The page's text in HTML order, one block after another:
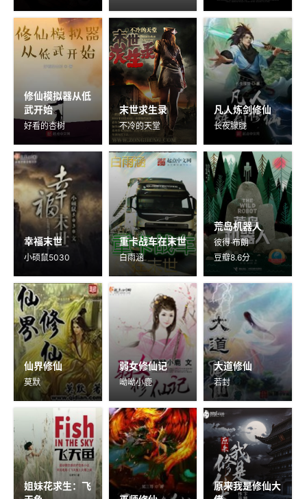
修仙模拟器从低
武开始
好看的杏树
末世求生录
不冷的天堂
凡人炼剑修仙
长夜朦胧
幸福末世
小硕鼠5030
重卡战车在末世
白雨涵
荒岛机器人
彼得·布朗
豆瓣8.6分
仙界修仙
莫默
弱女修仙记
呦呦小鹿
大道修仙
若封
姐妹花求生：飞
原来我是修仙大